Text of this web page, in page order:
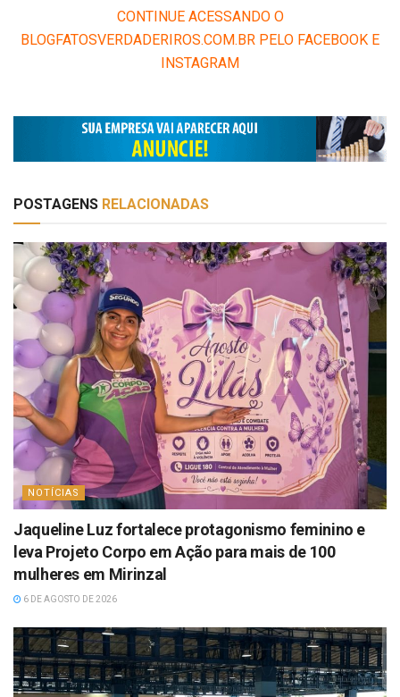
CONTINUE ACESSANDO O
BLOGFATOSVERDADERIROS.COM.BR PELO FACEBOOK E
INSTAGRAM
POSTAGENS RELACIONADAS
NOTÍCIAS
Jaqueline Luz fortalece protagonismo feminino e
leva Projeto Corpo em Ação para mais de 100
mulheres em Mirinzal
6 DE AGOSTO DE 2026